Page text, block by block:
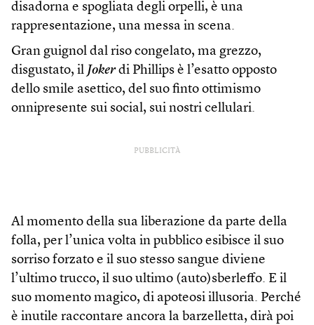
disadorna e spogliata degli orpelli, è una
rappresentazione, una messa in scena.
Gran guignol dal riso congelato, ma grezzo,
disgustato, il Jokerdi Phillips è l’esatto opposto
dello smile asettico, del suo finto ottimismo
onnipresente sui social, sui nostri cellulari.
PUBBLICITÀ
Al momento della sua liberazione da parte della
folla, per l’unica volta in pubblico esibisce il suo
sorriso forzato e il suo stesso sangue diviene
l’ultimo trucco, il suo ultimo (auto)sberleffo. E il
suo momento magico, di apoteosi illusoria. Perché
è inutile raccontare ancora la barzelletta, dirà poi